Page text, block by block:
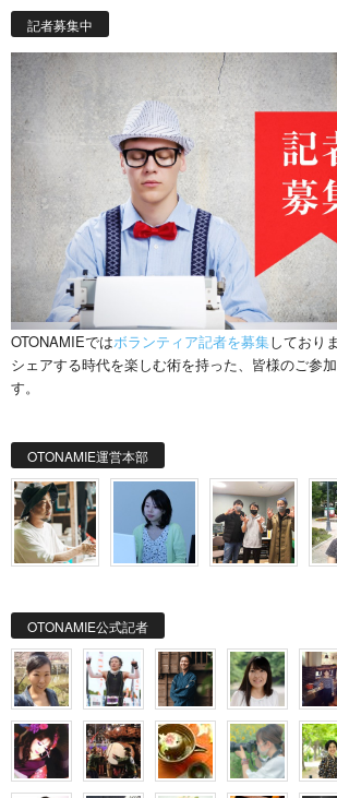
記者募集中
OTONAMIEではボランティア記者を募集しており
シェアする時代を楽しむ術を持った、皆様のご参
す。
OTONAMIE運営本部
OTONAMIE公式記者